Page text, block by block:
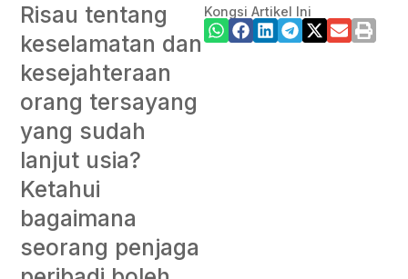
Risau tentang
keselamatan dan
kesejahteraan
orang tersayang
yang sudah
lanjut usia?
Ketahui
bagaimana
seorang penjaga
Kongsi Artikel Ini